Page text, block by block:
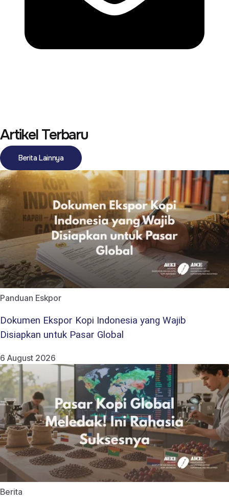
Artikel Terbaru
Berita Lainnya
Panduan Eskpor
Dokumen Ekspor Kopi Indonesia yang Wajib
Disiapkan untuk Pasar Global
6 August 2026
Berita